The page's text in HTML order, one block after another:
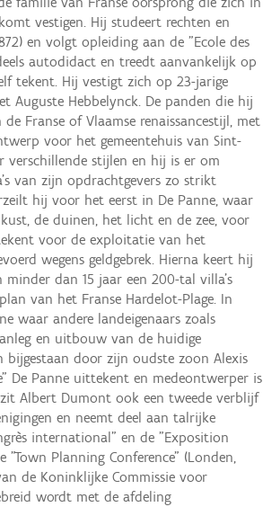
vestigen. Hij studeert rechten en
en volgt opleiding aan de "Ecole des
autodidact en treedt aanvankelijk op
tekent. Hij vestigt zich op 23-jarige
Auguste Hebbelynck. De panden die hij
Franse of Vlaamse renaissancestijl, met
voor het gemeentehuis van Sint-
stijlen en hij is er om
van zijn opdrachtgevers zo strikt
hij voor het eerst in De Panne, waar
de duinen, het licht en de zee, voor
voor de exploitatie van het
wegens geldgebrek. Hierna keert hij
dan 15 jaar een 200-tal villa's
van het Franse Hardelot-Plage. In
waar andere landeigenaars zoals
en uitbouw van de huidige
door zijn oudste zoon Alexis
De Panne uittekent en medeontwerper is
Albert Dumont ook een tweede verblijf
en neemt deel aan talrijke
international" en de "Exposition
"Town Planning Conference" (Londen,
de Koninklijke Commissie voor
wordt met de afdeling